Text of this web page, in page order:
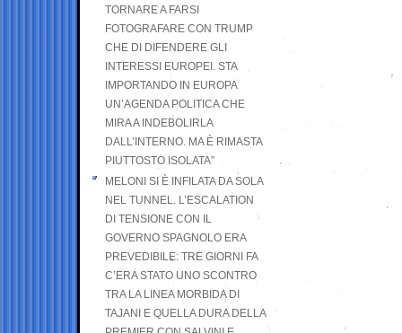
TORNARE A FARSI
FOTOGRAFARE CON TRUMP
CHE DI DIFENDERE GLI
INTERESSI EUROPEI. STA
IMPORTANDO IN EUROPA
UN’AGENDA POLITICA CHE
MIRA A INDEBOLIRLA
DALL’INTERNO. MA È RIMASTA
PIUTTOSTO ISOLATA”
MELONI SI È INFILATA DA SOLA
NEL TUNNEL. L’ESCALATION
DI TENSIONE CON IL
GOVERNO SPAGNOLO ERA
PREVEDIBILE: TRE GIORNI FA
C’ERA STATO UNO SCONTRO
TRA LA LINEA MORBIDA DI
TAJANI E QUELLA DURA DELLA